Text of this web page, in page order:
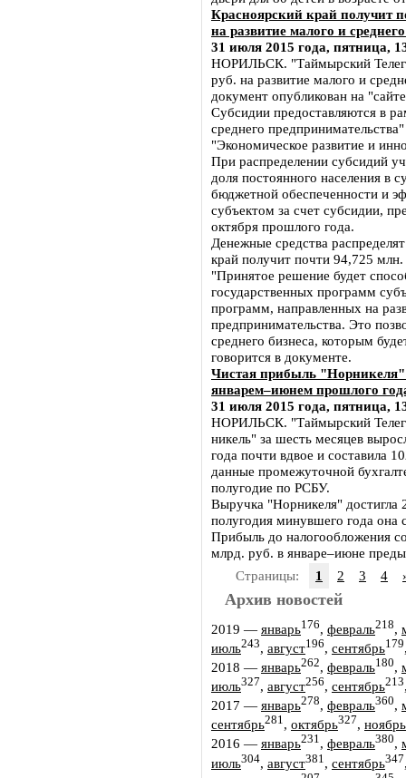
Красноярский край получит
на развитие малого и
31 июля 2015 года, пятница,
НОРИЛЬСК. "Таймырский
руб. на развитие малого и
документ опубликован на
Субсидии предоставляются в
среднего
"Экономическое развитие и
При распределении субсидий
доля постоянного населения в
бюджетной обеспеченности и
субъектом за счет субсидии,
октября прошлого года.
Денежные средства
край получит почти 94,725
"Принятое решение будет
государственных программ
программ, направленных на
предпринимательства. Это
среднего бизнеса, которым
говорится в документе.
Чистая прибыль "Норникеля"
январем–июнем прошлого
31 июля 2015 года, пятница,
НОРИЛЬСК. "Таймырский
никель" за шесть месяцев
года почти вдвое и составила
данные промежуточной
полугодие по РСБУ.
Выручка "Норникеля"
полугодия минувшего года она
Прибыль до налогообложения
млрд. руб. в январе–июне
Страницы:
1 2 3 4
Архив новостей
2019 — январь176, февраль218,
июль243, август196, сентябрь179
2018 — январь262, февраль180,
июль327, август256, сентябрь213
2017 — январь278, февраль360,
сентябрь281, октябрь327, ноябрь
2016 — январь231, февраль380,
июль304, август381 , сентябрь347